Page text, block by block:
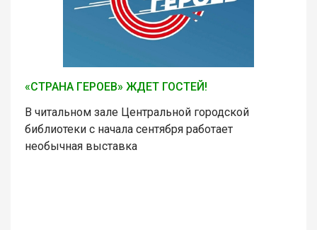
«СТРАНА ГЕРОЕВ» ЖДЕТ ГОСТЕЙ!
В читальном зале Центральной городской
библиотеки с начала сентября работает
необычная выставка